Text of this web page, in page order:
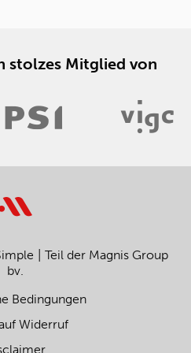
stolzes Mitglied von
Teil der Magnis Group
bv.
Bedingungen
Widerruf